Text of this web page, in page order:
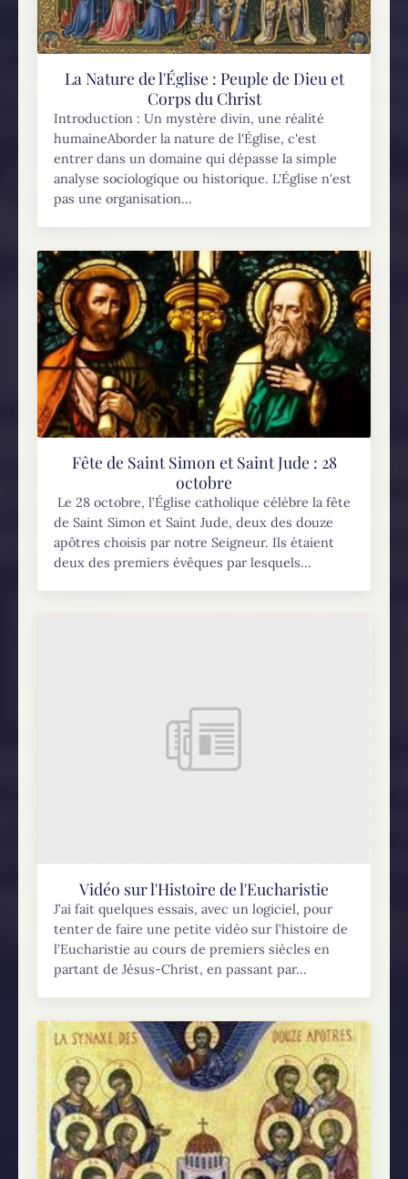
La Nature de l'Église : Peuple de Dieu et
Corps du Christ
Introduction : Un mystère divin, une réalité
humaineAborder la nature de l'Église, c'est
entrer dans un domaine qui dépasse la simple
analyse sociologique ou historique. L'Église n'est
pas une organisation...
Fête de Saint Simon et Saint Jude : 28
octobre
Le 28 octobre, l’Église catholique célèbre la fête
de Saint Simon et Saint Jude, deux des douze
apôtres choisis par notre Seigneur. Ils étaient
deux des premiers évêques par lesquels...
Vidéo sur l'Histoire de l'Eucharistie
J’ai fait quelques essais, avec un logiciel, pour
tenter de faire une petite vidéo sur l’histoire de
l’Eucharistie au cours de premiers siècles en
partant de Jésus-Christ, en passant par...